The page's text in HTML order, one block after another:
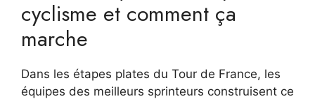
cyclisme et comment ça
marche
Dans les étapes plates du Tour de France, les
équipes des meilleurs sprinteurs construisent ce